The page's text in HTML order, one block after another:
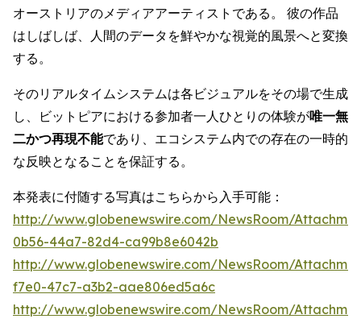
オーストリアのメディアアーティストである。 彼の作品
はしばしば、人間のデータを鮮やかな視覚的風景へと変換
する。
そのリアルタイムシステムは各ビジュアルをその場で生成
し、ビットピアにおける参加者一人ひとりの体験が唯一無
二かつ再現不能であり、エコシステム内での存在の一時的
な反映となることを保証する。
本発表に付随する写真はこちらから入手可能：
http://www.globenewswire.com/NewsRoom/
0b56-44a7-82d4-ca99b8e6042b
http://www.globenewswire.com/NewsRoom/
f7e0-47c7-a3b2-aae806ed5a6c
http://www.globenewswire.com/NewsRoom/